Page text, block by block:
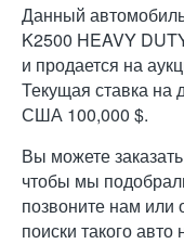
Данный
K2500 HEAVY
и продается на
Текущая ставка на
США 100,000 $.
Вы можете
чтобы мы
позвоните нам или
поиски такого